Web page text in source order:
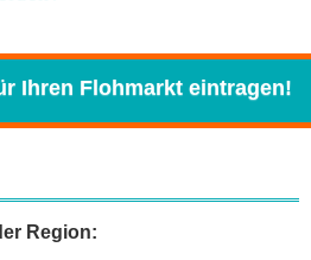
Ihren Flohmarkt eintragen!
Region: